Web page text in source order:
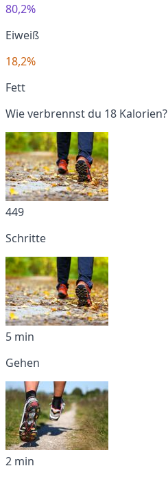
80,2%
Eiweiß
18,2%
Fett
Wie verbrennst du 18 Kalorien?
449
Schritte
5 min
Gehen
2 min